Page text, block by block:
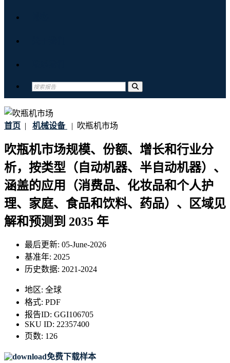
首页 | 机械设备 | 吹瓶机市场
吹瓶机市场规模、份额、增长和行业分
析，按类型（自动机器、半自动机器）、
涵盖的应用（消费品、化妆品和个人护
理、家庭、食品和饮料、药品）、区域见
解和预测到 2035 年
最后更新: 05-June-2026
基准年: 2025
历史数据: 2021-2024
地区: 全球
格式: PDF
报告ID: GGI106705
SKU ID: 22357400
页数: 126
免费下载样本